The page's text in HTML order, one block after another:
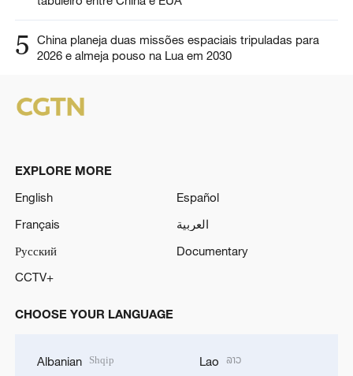
5
China planeja duas missões espaciais tripuladas para
2026 e almeja pouso na Lua em 2030
EXPLORE MORE
English
Español
Français
العربية
Русский
Documentary
CCTV+
CHOOSE YOUR LANGUAGE
Albanian Shqip Lao ລາວ